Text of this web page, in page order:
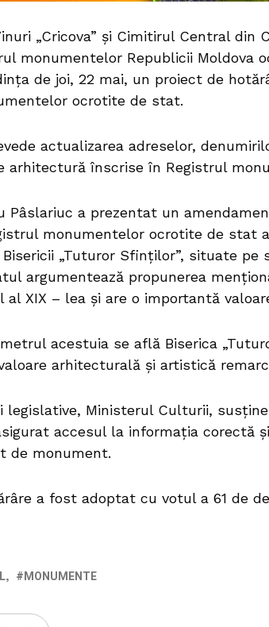
„Cricova” și Cimitirul Central din
monumentelor Republicii Moldova
de joi, 22 mai, un proiect de
ocrotite de stat.
actualizarea adreselor,
arhitectură înscrise în Registrul
Pâslariuc a prezentat un
monumentelor ocrotite de stat
„Tuturor Sfinților”, situate pe
argumentează propunerea
XIX – lea și are o importantă
acestuia se află Biserica
arhitecturală și artistică
legislative, Ministerul Culturii,
accesul la informația corectă
de monument.
a fost adoptat cu votul a 61 de
MONUMENTE